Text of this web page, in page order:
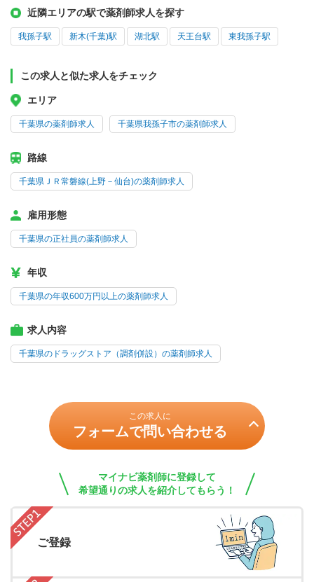
近隣エリアの駅で薬剤師求人を探す
我孫子駅 新木(千葉)駅 湖北駅 天王台駅 東我孫子駅
この求人と似た求人をチェック
エリア
千葉県の薬剤師求人 千葉県我孫子市の薬剤師求人
路線
千葉県ＪＲ常磐線(上野－仙台)の薬剤師求人
雇用形態
千葉県の正社員の薬剤師求人
年収
千葉県の年収600万円以上の薬剤師求人
求人内容
千葉県のドラッグストア（調剤併設）の薬剤師求人
この求人に
フォームで問い合わせる
マイナビ薬剤師に登録して
希望通りの求人を紹介してもらう！
ご登録